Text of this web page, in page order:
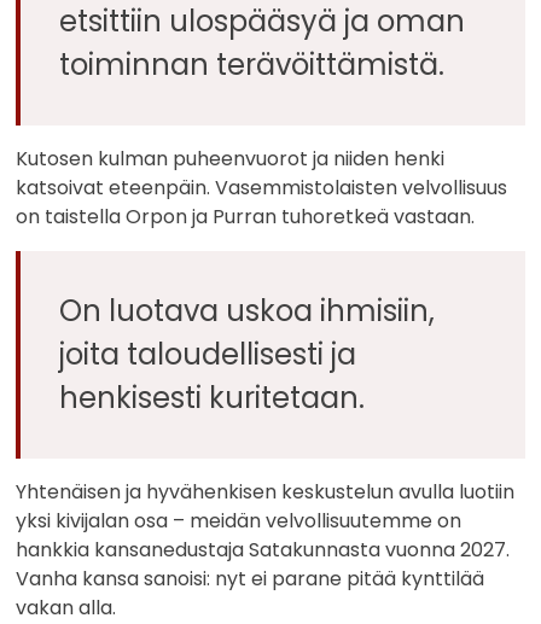
etsittiin ulospääsyä ja oman
toiminnan terävöittämistä.
Kutosen kulman puheenvuorot ja niiden henki
katsoivat eteenpäin. Vasemmistolaisten velvollisuus
on taistella Orpon ja Purran tuhoretkeä vastaan.
On luotava uskoa ihmisiin,
joita taloudellisesti ja
henkisesti kuritetaan.
Yhtenäisen ja hyvähenkisen keskustelun avulla luotiin
yksi kivijalan osa – meidän velvollisuutemme on
hankkia kansanedustaja Satakunnasta vuonna 2027.
Vanha kansa sanoisi: nyt ei parane pitää kynttilää
vakan alla.